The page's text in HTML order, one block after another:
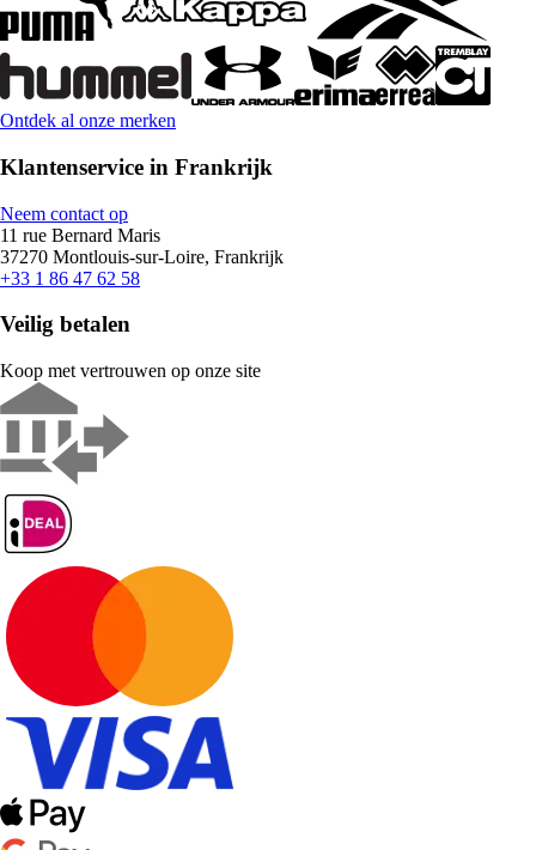
Ontdek al onze merken
Klantenservice in Frankrijk
Neem contact op
11 rue Bernard Maris
37270 Montlouis-sur-Loire, Frankrijk
+33 1 86 47 62 58
Veilig betalen
Koop met vertrouwen op onze site